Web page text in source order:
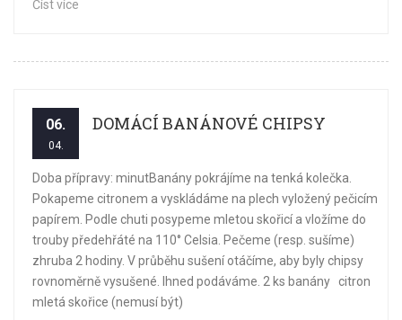
Číst více
06.
04.
DOMÁCÍ BANÁNOVÉ CHIPSY
Doba přípravy: minutBanány pokrájíme na tenká kolečka.
Pokapeme citronem a vyskládáme na plech vyložený pečicím
papírem. Podle chuti posypeme mletou skořicí a vložíme do
trouby předehřáté na 110° Celsia. Pečeme (resp. sušíme)
zhruba 2 hodiny. V průběhu sušení otáčíme, aby byly chipsy
rovnoměrně vysušené. Ihned podáváme. 2 ks banány citron
mletá skořice (nemusí být)